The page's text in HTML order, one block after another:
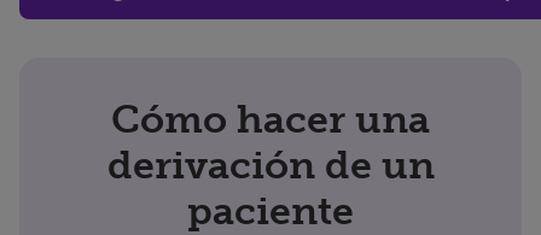
Cómo hacer una
derivación de un
paciente